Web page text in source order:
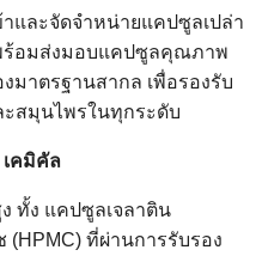
และจัดจำหน่ายแคปซูลเปล่า
ร้อมส่งมอบแคปซูลคุณภาพ
มาตรฐานสากล เพื่อรองรับ
ะสมุนไพรในทุกระดับ
คมิคัล
ทั้ง แคปซูลเจลาติน
(HPMC) ที่ผ่านการรับรอง